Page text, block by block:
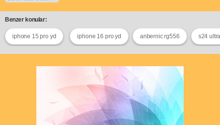
Benzer konular:
iphone 15 pro yd iphone 16 pro yd anbernic rg556 s24